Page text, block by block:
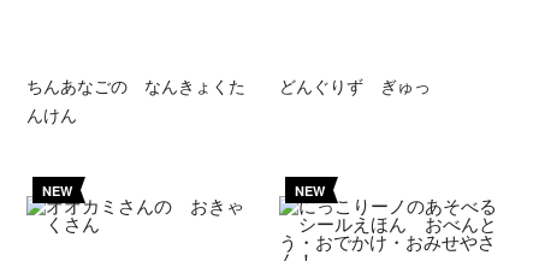
ちんあなごの なんきょくた
んけん
どんぐりず ぎゅっ
NEW NEW